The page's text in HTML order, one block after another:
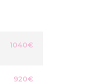
1040€
920€